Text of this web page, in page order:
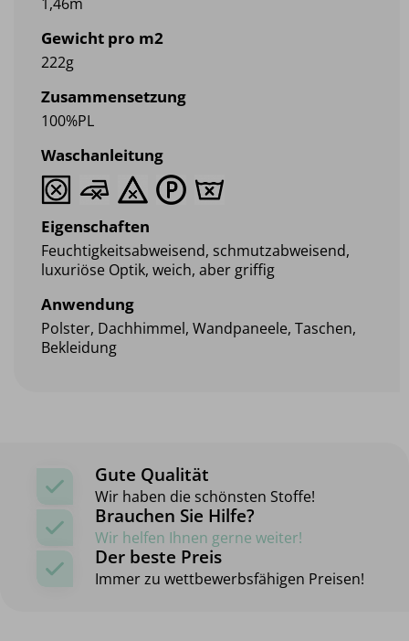
Gewicht pro m2
222g
Zusammensetzung
100%PL
Waschanleitung
Eigenschaften
Feuchtigkeitsabweisend, schmutzabweisend,
luxuriöse Optik, weich, aber griffig
Anwendung
Polster, Dachhimmel, Wandpaneele, Taschen,
Bekleidung
Gute Qualität
Wir haben die schönsten Stoffe!
Brauchen Sie Hilfe?
Wir helfen Ihnen gerne weiter!
Der beste Preis
Immer zu wettbewerbsfähigen Preisen!